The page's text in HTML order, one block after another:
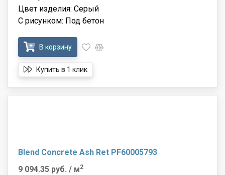
Цвет изделия: Серый
С рисунком: Под бетон
В корзину
Купить в 1 клик
Blend Concrete Ash Ret PF60005793
9 094.35 руб. / м2